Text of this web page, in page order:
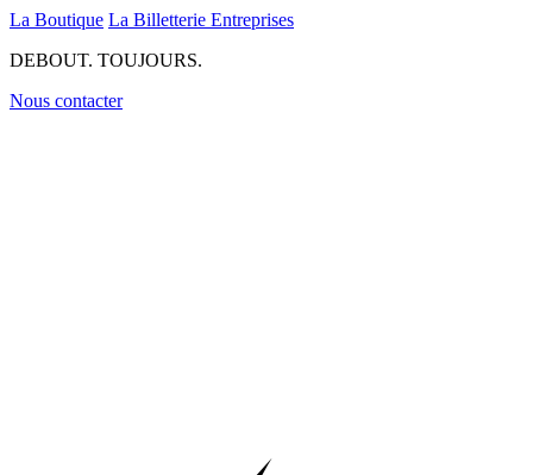
La Boutique La Billetterie Entreprises
DEBOUT. TOUJOURS.
Nous contacter